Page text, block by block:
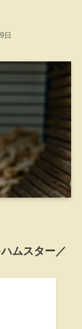
日
ムスター／